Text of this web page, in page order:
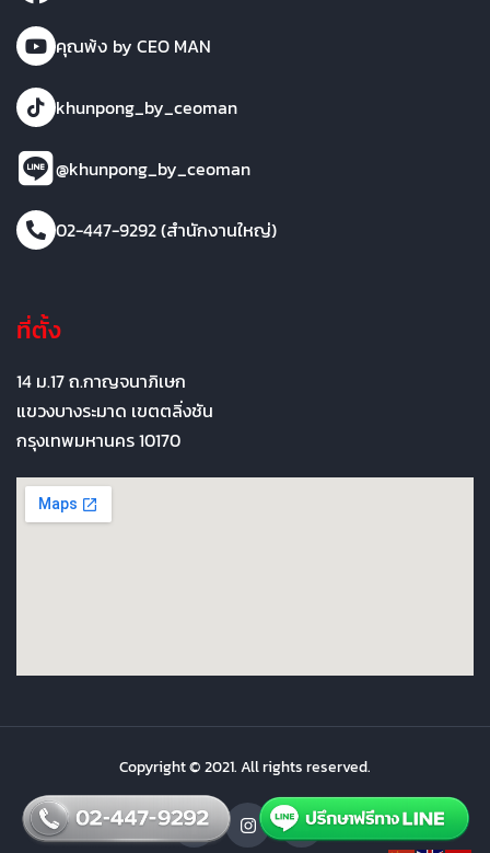
คุณพ้ง by CEO MAN
khunpong_by_ceoman
@khunpong_by_ceoman
02-447-9292 (สำนักงานใหญ่)
ที่ตั้ง
14 ม.17 ถ.กาญจนาภิเษก
แขวงบางระมาด เขตตลิ่งชัน
กรุงเทพมหานคร 10170
Copyright © 2021. All rights reserved.